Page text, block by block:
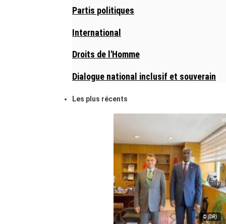
Partis politiques
International
Droits de l'Homme
Dialogue national inclusif et souverain
Les plus récents
© (DR)